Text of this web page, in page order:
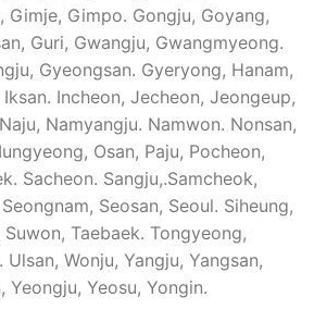
Gimje, Gimpo. Gongju, Goyang,
Guri, Gwangju, Gwangmyeong.
Gyeongsan. Gyeryong, Hanam,
Incheon, Jecheon, Jeongeup,
Namyangju. Namwon. Nonsan,
Osan, Paju, Pocheon,
Sacheon. Sangju,.Samcheok,
Seosan, Seoul. Siheung,
Taebaek. Tongyeong,
Wonju, Yangju, Yangsan,
Yeongju, Yeosu, Yongin.